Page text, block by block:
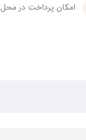
امکان پرداخت در محل